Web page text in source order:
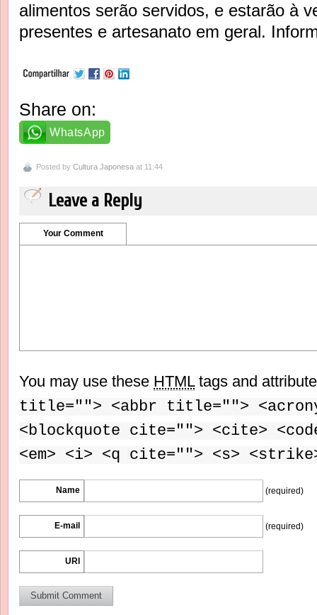
alimentos serão servidos, e estarão à
presentes e artesanato em geral.
Share on:
WhatsApp
Posted by Cultura Japonesa at 11:44
Leave a Reply
Your Comment
You may use these HTMLtags and
title=""> <abbr title="">
<blockquote cite=""> <cite>
<em> <i> <q cite=""> <s>
Name (required)
E-mail (required)
URI